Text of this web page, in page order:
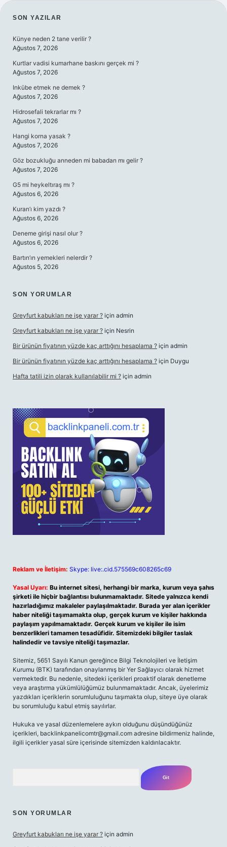
SIDEBAR
SON YAZILAR
Künye neden 2 tane verilir ?
Ağustos 7, 2026
Kurtlar vadisi kumarhane baskını gerçek mi ?
Ağustos 7, 2026
Inkübe etmek ne demek ?
Ağustos 7, 2026
Hidrosefali tekrarlar mı ?
Ağustos 7, 2026
Hangi korna yasak ?
Ağustos 7, 2026
Göz bozukluğu anneden mi babadan mı gelir ?
Ağustos 7, 2026
G5 mi heykeltıraş mı ?
Ağustos 6, 2026
Kuran’ı kim yazdı ?
Ağustos 6, 2026
Deneme girişi nasıl olur ?
Ağustos 6, 2026
Bartın’ın yemekleri nelerdir ?
Ağustos 5, 2026
SON YORUMLAR
Greyfurt kabukları ne işe yarar ? için admin
Greyfurt kabukları ne işe yarar ? için Nesrin
Bir ürünün fiyatının yüzde kaç arttığını hesaplama ? için admin
Bir ürünün fiyatının yüzde kaç arttığını hesaplama ? için Duygu
Hafta tatili izin olarak kullanılabilir mi ? için admin
Reklam ve İletişim: Skype: live:.cid.575569c608265c69
Yasal Uyarı: Bu internet sitesi, herhangi bir marka, kurum veya şahıs
şirketi ile hiçbir bağlantısı bulunmamaktadır. Sitede yalnızca kendi
hazırladığımız makaleler paylaşılmaktadır. Burada yer alan içerikler
haber niteliği taşımamakta olup, gerçek kurum ve kişiler hakkında
paylaşım yapılmamaktadır. Gerçek kurum ve kişiler ile isim
benzerlikleri tamamen tesadüfidir. Sitemizdeki bilgiler taslak
halindedir ve tavsiye niteliği taşımazlar.
Sitemiz, 5651 Sayılı Kanun gereğince Bilgi Teknolojileri ve İletişim
Kurumu (BTK) tarafından onaylanmış bir Yer Sağlayıcı olarak hizmet
vermektedir. Bu nedenle, sitedeki içerikleri proaktif olarak denetleme
veya araştırma yükümlülüğümüz bulunmamaktadır. Ancak, üyelerimiz
yazdıkları içeriklerin sorumluluğunu taşımakta olup, siteye üye olarak
bu sorumluluğu kabul etmiş sayılırlar.
Hukuka ve yasal düzenlemelere aykırı olduğunu düşündüğünüz
içerikleri, backlinkpanelicomtr@gmail.com adresine bildirmeniz halinde,
ilgili içerikler yasal süre içerisinde sitemizden kaldırılacaktır.
SON YORUMLAR
Greyfurt kabukları ne işe yarar ? için admin